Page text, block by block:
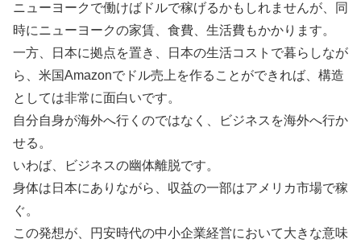
ニューヨークで働けばドルで稼げるかもしれませんが、同
時にニューヨークの家賃、食費、生活費もかかります。
一方、日本に拠点を置き、日本の生活コストで暮らしなが
ら、米国Amazonでドル売上を作ることができれば、構造
としては非常に面白いです。
自分自身が海外へ行くのではなく、ビジネスを海外へ行か
せる。
いわば、ビジネスの幽体離脱です。
身体は日本にありながら、収益の一部はアメリカ市場で稼
ぐ。
この発想が、円安時代の中小企業経営において大きな意味